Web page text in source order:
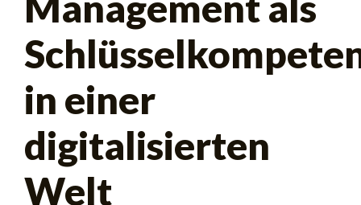
in einer
digitalisierten
Welt